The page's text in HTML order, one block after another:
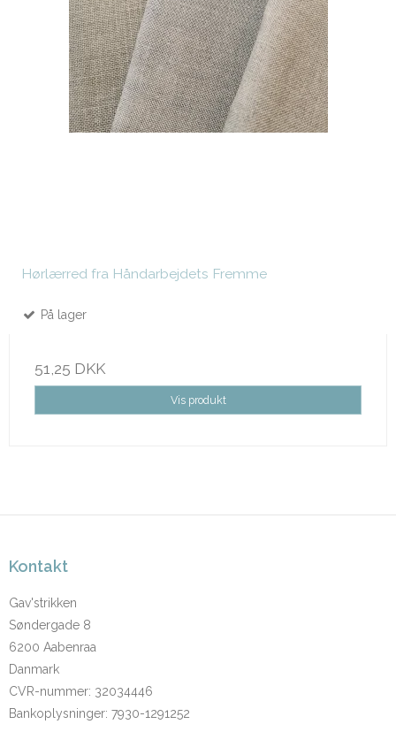
Hørlærred fra Håndarbejdets Fremme
På lager
51,25 DKK
Vis produkt
Kontakt
Gav'strikken
Søndergade 8
6200 Aabenraa
Danmark
CVR-nummer: 32034446
Bankoplysninger: 7930-1291252